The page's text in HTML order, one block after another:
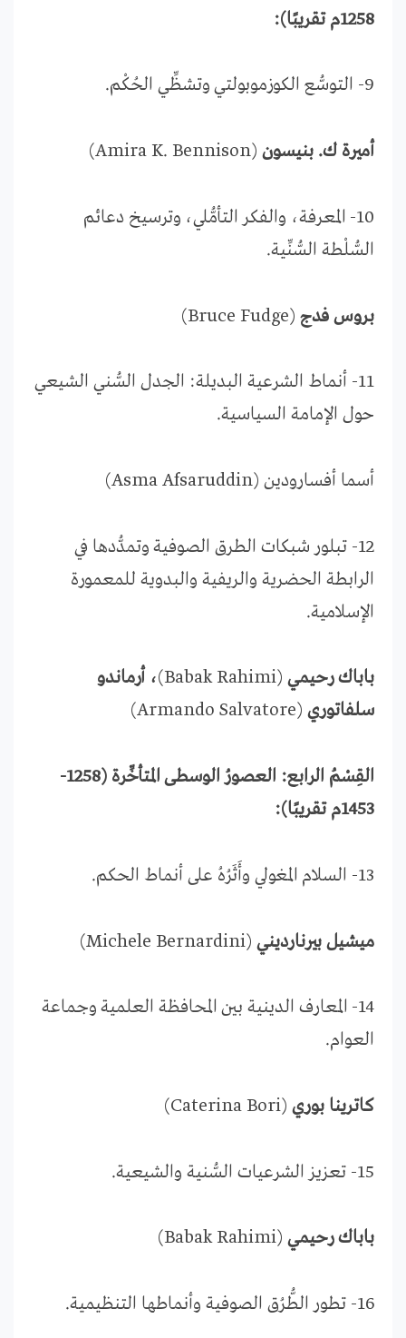
1258م تقريبًا):
9- التوسُّع الكوزموبولتي وتشظِّي الحُكْم.
أميرة ك. بنيسون (Amira K. Bennison)
10- المعرفة، والفكر التأمُّلي، وترسيخ دعائم
السُّلْطة السُّنِّية.
بروس فدج (Bruce Fudge)
11- أنماط الشرعية البديلة: الجدل السُّني الشيعي
حول الإمامة السياسية.
أسما أفسارودين (Asma Afsaruddin)
12- تبلور شبكات الطرق الصوفية وتمدُّدها في
الرابطة الحضرية والريفية والبدوية للمعمورة
الإسلامية.
باباك رحيمي (Babak Rahimi)
، أرماندو
سلفاتوري (Armando Salvatore)
القِسْمُ الرابع: العصورُ الوسطى المتأخِّرة (1258-
1453م تقريبًا):
13- السلام المغولي وأَثَرُهُ على أنماط الحكم.
ميشيل بيرنارديني (Michele Bernardini)
14- المعارف الدينية بين المحافظة العلمية وجماعة
العوام.
كاترينا بوري (Caterina Bori)
15- تعزيز الشرعيات السُّنية والشيعية.
باباك رحيمي (Babak Rahimi)
16- تطور الطُّرُق الصوفية وأنماطها التنظيمية.